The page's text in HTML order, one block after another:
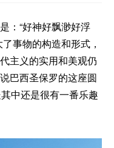
：“好神好飘渺好浮
事物的构造和形式，
主义的实用和美观仍
巴西圣保罗的这座圆
中还是很有一番乐趣